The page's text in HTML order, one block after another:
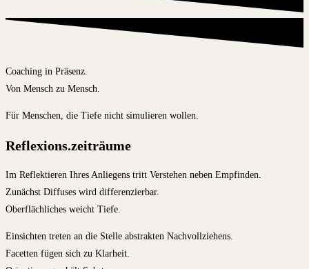
Coaching in Präsenz.
Von Mensch zu Mensch.
Für Menschen, die Tiefe nicht simulieren wollen.
Reflexions.zeiträume
Im Reflektieren Ihres Anliegens tritt Verstehen neben Empfinden.
Zunächst Diffuses wird differenzierbar.
Oberflächliches weicht Tiefe.
Einsichten treten an die Stelle abstrakten Nachvollziehens.
Facetten fügen sich zu Klarheit.